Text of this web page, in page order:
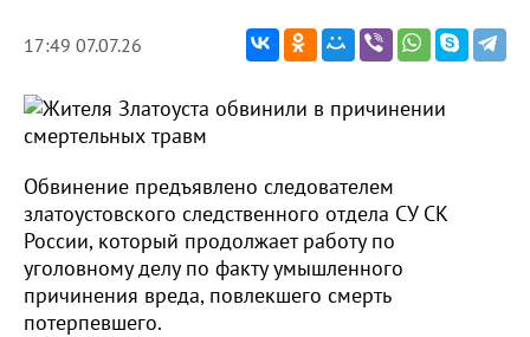
17:49 07.07.26
Обвинение предъявлено следователем
златоустовского следственного отдела СУ СК
России, который продолжает работу по
уголовному делу по факту умышленного
причинения вреда, повлекшего смерть
потерпевшего.